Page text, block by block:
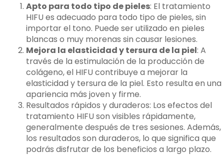
Apto para todo tipo de pieles: El tratamiento
HIFU es adecuado para todo tipo de pieles, sin
importar el tono. Puede ser utilizado en pieles
blancas o muy morenas sin causar lesiones.
Mejora la elasticidad y tersura de la piel: A
través de la estimulación de la producción de
colágeno, el HIFU contribuye a mejorar la
elasticidad y tersura de la piel. Esto resulta en una
apariencia más joven y firme.
Resultados rápidos y duraderos: Los efectos del
tratamiento HIFU son visibles rápidamente,
generalmente después de tres sesiones. Además,
los resultados son duraderos, lo que significa que
podrás disfrutar de los beneficios a largo plazo.